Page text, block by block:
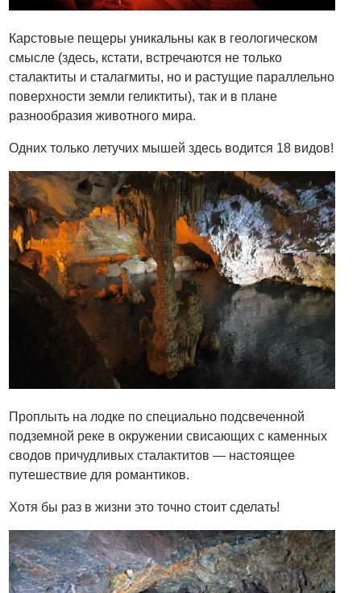
Карстовые пещеры уникальны как в геологическом
смысле (здесь, кстати, встречаются не только
сталактиты и сталагмиты, но и растущие параллельно
поверхности земли геликтиты), так и в плане
разнообразия животного мира.
Одних только летучих мышей здесь водится 18 видов!
Проплыть на лодке по специально подсвеченной
подземной реке в окружении свисающих с каменных
сводов причудливых сталактитов — настоящее
путешествие для романтиков.
Хотя бы раз в жизни это точно стоит сделать!